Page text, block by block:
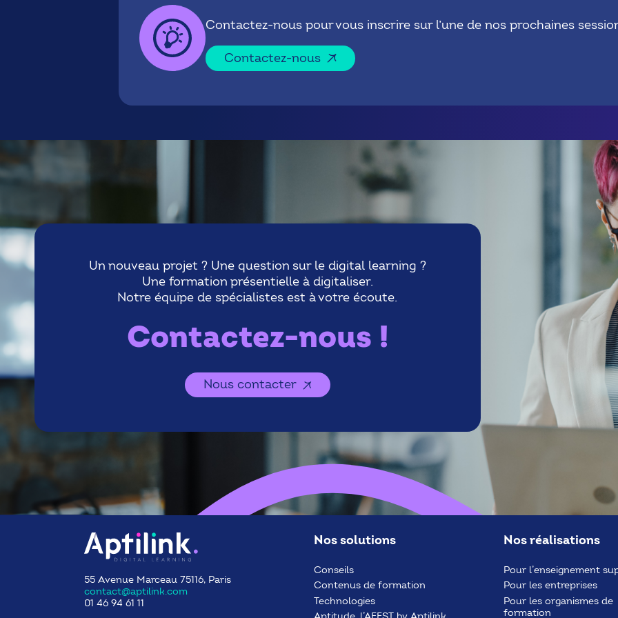
Contactez-nous pour vous inscrire sur l’une de nos prochaines
Contactez-nous
Contactez-nous !
Un nouveau projet ? Une question sur le digital learning ?
Une formation présentielle à digitaliser.
Notre équipe de spécialistes est à votre écoute.
Nous contacter
Nos solutions
Conseils
Contenus de formation
Technologies
Nos réalisations
Pour l’enseignement
Pour les entreprises
Pour les organismes de
formation
55 Avenue Marceau 75116, Paris
contact@aptilink.com
01 46 94 61 11